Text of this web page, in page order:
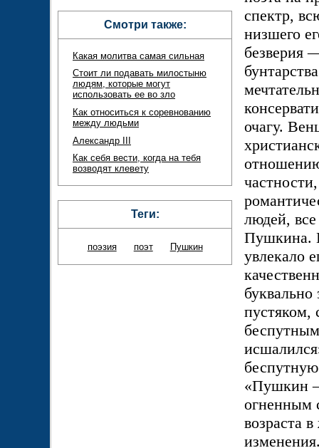
спектр,
низшего
безверия
очагу.
людей,
Пушкина.
увлекало
пустяком,
«Пушкин —
огненным
возраста
Смотри также:
Какая молитва самая сильная
Стоит ли подавать милостыню
людям, которые могут
использовать ее во зло
Как относиться к соревнованию
между людьми
Александр III
Как себя вести, когда на тебя
возводят клевету
Теги:
поэзия поэт Пушкин